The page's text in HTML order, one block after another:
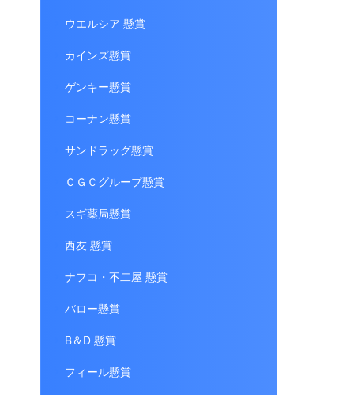
ウエルシア 懸賞
カインズ懸賞
ゲンキー懸賞
コーナン懸賞
サンドラッグ懸賞
ＣＧＣグループ懸賞
スギ薬局懸賞
西友 懸賞
ナフコ・不二屋 懸賞
バロー懸賞
B＆D 懸賞
フィール懸賞